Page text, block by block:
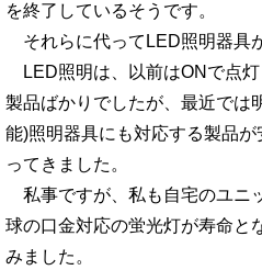
を終了しているそうです。
それらに代ってLED照明器具
LED照明は、以前はONで点
製品ばかりでしたが、最近では
能)照明器具にも対応する製品
ってきました。
私事ですが、私も自宅のユニ
球の口金対応の蛍光灯が寿命と
みました。